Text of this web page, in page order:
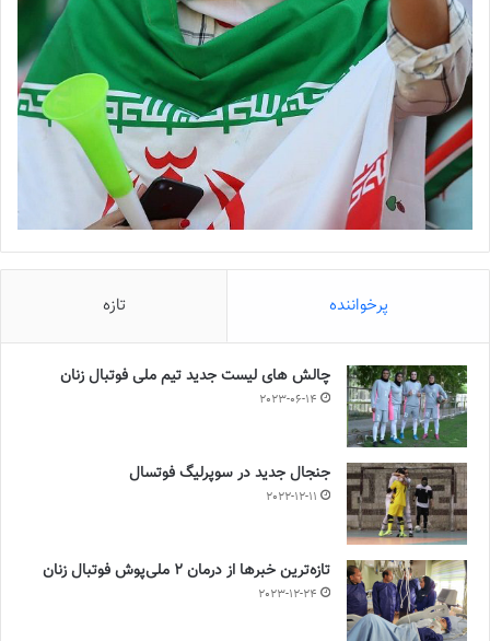
پرخواننده تازه
چالش هاى ليست جدید تيم ملى فوتبال زنان
2023-06-14
جنجال جدید در سوپرلیگ فوتسال
2022-12-11
تازه‌ترین خبرها از درمان ۲ ملی‌پوش فوتبال زنان
2023-12-24